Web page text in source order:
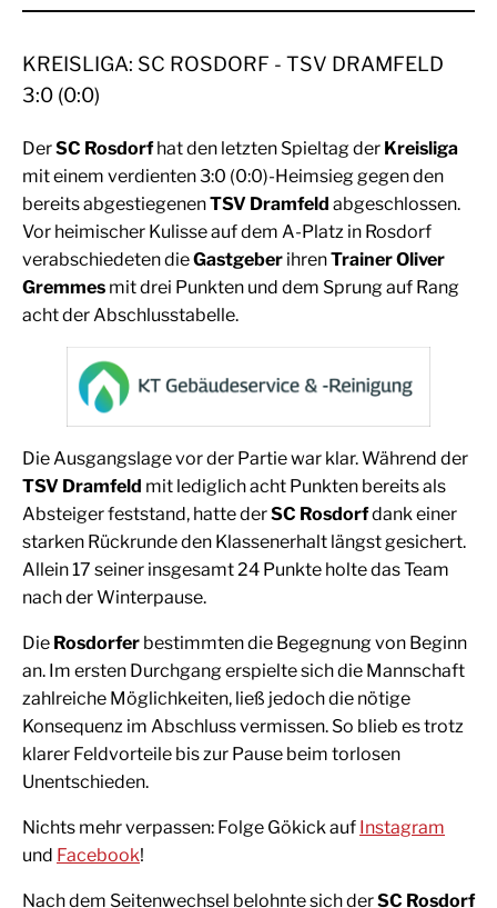
KREISLIGA: SC ROSDORF - TSV DRAMFELD
3:0 (0:0)
DerSC Rosdorfhat den letzten Spieltag der Kreisliga
mit einem verdienten 3:0 (0:0)-Heimsieg gegen den
bereits abgestiegenenTSV Dramfeld abgeschlossen.
Vor heimischer Kulisse auf dem A-Platz in Rosdorf
verabschiedeten dieGastgeber ihrenTrainer Oliver
Gremmes mit drei Punkten und dem Sprung auf Rang
acht der Abschlusstabelle.
Die Ausgangslage vor der Partie war klar. Während der
TSV Dramfeld mit lediglich acht Punkten bereits als
Absteiger feststand, hatte derSC Rosdorfdank einer
starken Rückrunde den Klassenerhalt längst gesichert.
Allein 17 seiner insgesamt 24 Punkte holte das Team
nach der Winterpause.
Die Rosdorfer bestimmten die Begegnung von Beginn
an. Im ersten Durchgang erspielte sich die Mannschaft
zahlreiche Möglichkeiten, ließ jedoch die nötige
Konsequenz im Abschluss vermissen. So blieb es trotz
klarer Feldvorteile bis zur Pause beim torlosen
Unentschieden.
Nichts mehr verpassen: Folge Gökick auf Instagram
und Facebook!
Nach dem Seitenwechsel belohnte sich derSC Rosdorf